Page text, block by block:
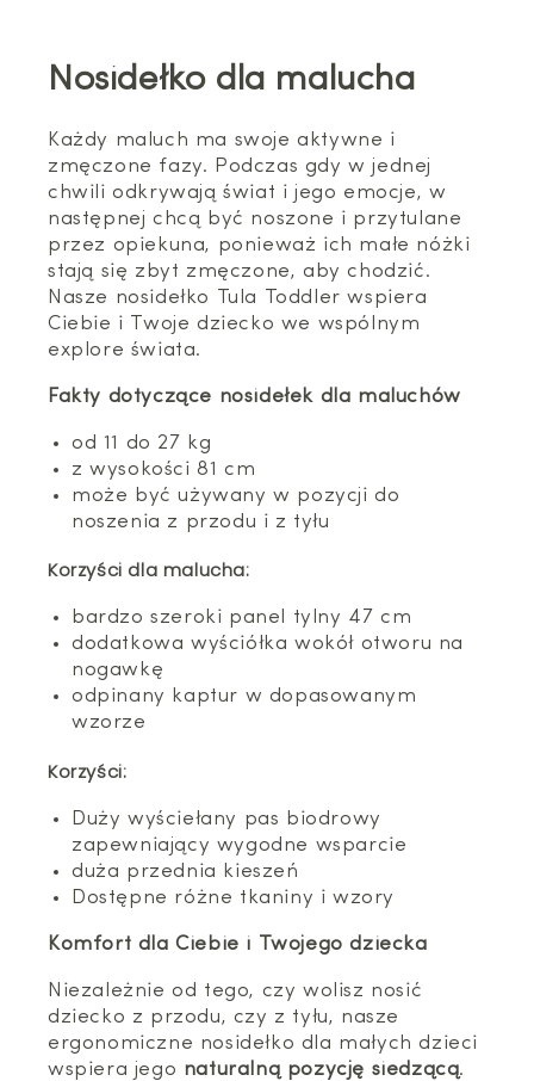
Nosidełko dla malucha
Każdy maluch ma swoje aktywne i
zmęczone fazy. Podczas gdy w jednej
chwili odkrywają świat i jego emocje, w
następnej chcą być noszone i przytulane
przez opiekuna, ponieważ ich małe nóżki
stają się zbyt zmęczone, aby chodzić.
Nasze nosidełko Tula Toddler wspiera
Ciebie i Twoje dziecko we wspólnym
explore świata.
Fakty dotyczące nosidełek dla maluchów
od 11 do 27 kg
z wysokości 81 cm
może być używany w pozycji do
noszenia z przodu i z tyłu
Korzyści dla malucha:
bardzo szeroki panel tylny 47 cm
dodatkowa wyściółka wokół otworu na
nogawkę
odpinany kaptur w dopasowanym
wzorze
Korzyści:
Duży wyściełany pas biodrowy
zapewniający wygodne wsparcie
duża przednia kieszeń
Dostępne różne tkaniny i wzory
Komfort dla Ciebie i Twojego dziecka
Niezależnie od tego, czy wolisz nosić
dziecko z przodu, czy z tyłu, nasze
ergonomiczne nosidełko dla małych dzieci
wspiera jego naturalną pozycję siedzącą.